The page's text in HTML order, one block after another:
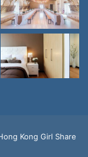
Kong Girl Share